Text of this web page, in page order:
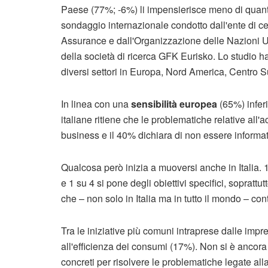
Paese (77%; -6%) li impensierisce meno di
sondaggio internazionale condotto dall'ente di
Assurance e dall'Organizzazione delle Nazioni
della società di ricerca GFK Eurisko. Lo studio
diversi settori in Europa, Nord America, Centro
In linea con unasensibilità europea (65%)
italiane ritiene che le problematiche relative
business e il 40% dichiara di non essere
Qualcosa però inizia a muoversi anche in
e 1 su 4 si pone degli obiettivi specifici,
che – non solo in Italia ma in tutto il mondo –
Tra le iniziative più comuni intraprese dalle
all'efficienza dei consumi (17%). Non si è
concreti per risolvere le problematiche legate